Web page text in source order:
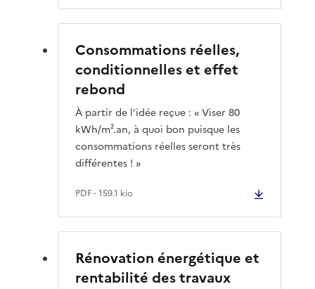
Consommations réelles,
conditionnelles et effet
rebond
PDF- 159.1 kio
À partir de l’idée reçue : « Viser 80
kWh/m².an, à quoi bon puisque les
consommations réelles seront très
différentes ! »
Rénovation énergétique et
rentabilité des travaux